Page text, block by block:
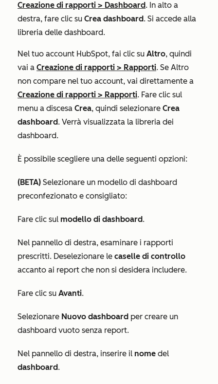
Creazione di rapporti > Dashboard. In alto a
destra, fare clic su Crea dashboard. Si accede alla
libreria delle dashboard.
Nel tuo account HubSpot, fai clic su Altro, quindi
vai a Creazione di rapporti > Rapporti. Se Altro
non compare nel tuo account, vai direttamente a
Creazione di rapporti > Rapporti. Fare clic sul
menu a discesa Crea, quindi selezionare Crea
dashboard. Verrà visualizzata la libreria dei
dashboard.
È possibile scegliere una delle seguenti opzioni:
(BETA) Selezionare un modello di dashboard
preconfezionato e consigliato:
Fare clic sul modello di dashboard.
Nel pannello di destra, esaminare i rapporti
prescritti. Deselezionare le caselle di controllo
accanto ai report che non si desidera includere.
Fare clic su Avanti.
Selezionare Nuovo dashboard per creare un
dashboard vuoto senza report.
Nel pannello di destra, inserire il nome del
dashboard.